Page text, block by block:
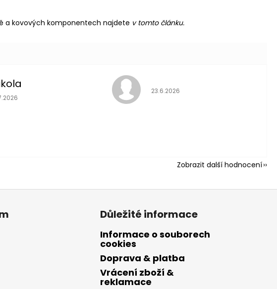
a kovových komponentech najdete v tomto článku.
5 z 5 hvězdiček.obchodu je 5 z 5
Hodnocení
23.6.2026
Zobrazit další hodnocení
Důležité informace
Informace o souborech
cookies
Doprava & platba
Vrácení zboží &
reklamace